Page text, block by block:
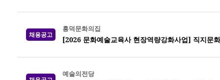
채용공고
흥덕문화의집
[2026 문화예술교육사 현장역량강화사업] 직지문
예술의전당